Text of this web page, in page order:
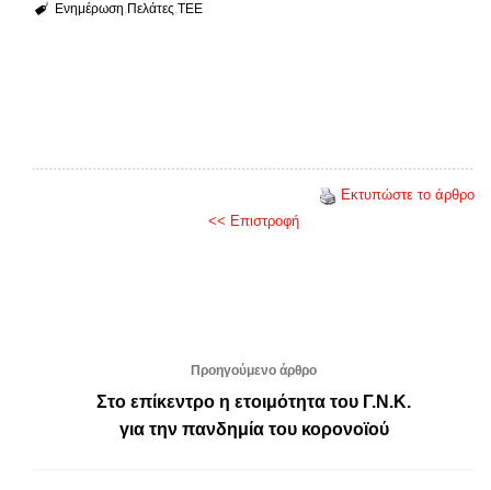
Ενημέρωση Πελάτες ΤΕΕ
Εκτυπώστε το άρθρο
<< Επιστροφή
Προηγούμενο άρθρο
Στο επίκεντρο η ετοιμότητα του Γ.Ν.Κ.
για την πανδημία του κορονοϊού